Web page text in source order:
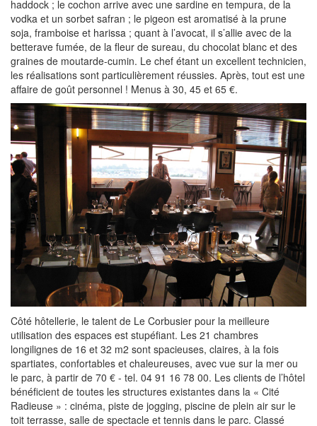
haddock ; le cochon arrive avec une sardine en tempura, de la
vodka et un sorbet safran ; le pigeon est aromatisé à la prune
soja, framboise et harissa ; quant à l’avocat, il s’allie avec de la
betterave fumée, de la fleur de sureau, du chocolat blanc et des
graines de moutarde-cumin. Le chef étant un excellent technicien,
les réalisations sont particulièrement réussies. Après, tout est une
affaire de goût personnel ! Menus à 30, 45 et 65 €.
Côté hôtellerie, le talent de Le Corbusier pour la meilleure
utilisation des espaces est stupéfiant. Les 21 chambres
longilignes de 16 et 32 m2 sont spacieuses, claires, à la fois
spartiates, confortables et chaleureuses, avec vue sur la mer ou
le parc, à partir de 70 € - tel. 04 91 16 78 00. Les clients de l’hôtel
bénéficient de toutes les structures existantes dans la « Cité
Radieuse » : cinéma, piste de jogging, piscine de plein air sur le
toit terrasse, salle de spectacle et tennis dans le parc. Classé